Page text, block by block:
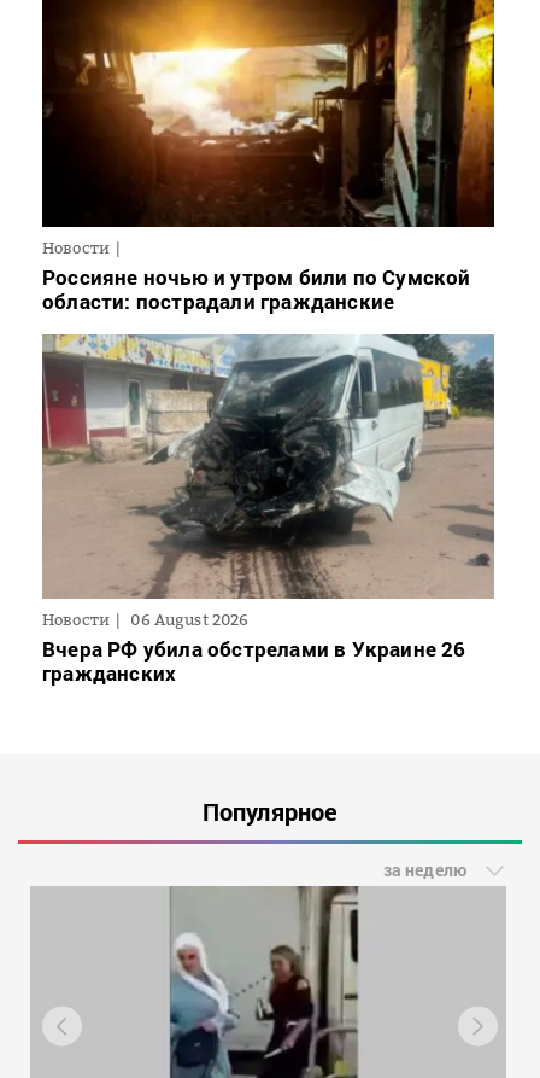
Новости
Россияне ночью и утром били по Сумской
области: пострадали гражданские
Новости 06 August 2026
Вчера РФ убила обстрелами в Украине 26
гражданских
Популярное
за неделю